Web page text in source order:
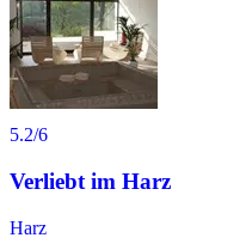
5.2/6
Verliebt im Harz
Harz